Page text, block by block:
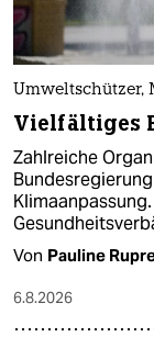
Umweltschützer,
Vielfältiges
Zahlreiche
Von Pauline
6.8.2026